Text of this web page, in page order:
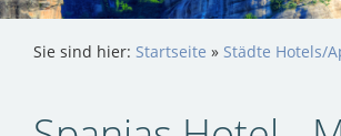
Sie sind hier: Startseite » Städte Hotels/